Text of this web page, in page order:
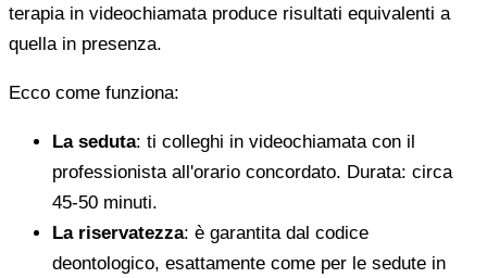
terapia in videochiamata produce risultati equivalenti a
quella in presenza.
Ecco come funziona:
La seduta: ti colleghi in videochiamata con il
professionista all'orario concordato. Durata: circa
45-50 minuti.
La riservatezza: è garantita dal codice
deontologico, esattamente come per le sedute in